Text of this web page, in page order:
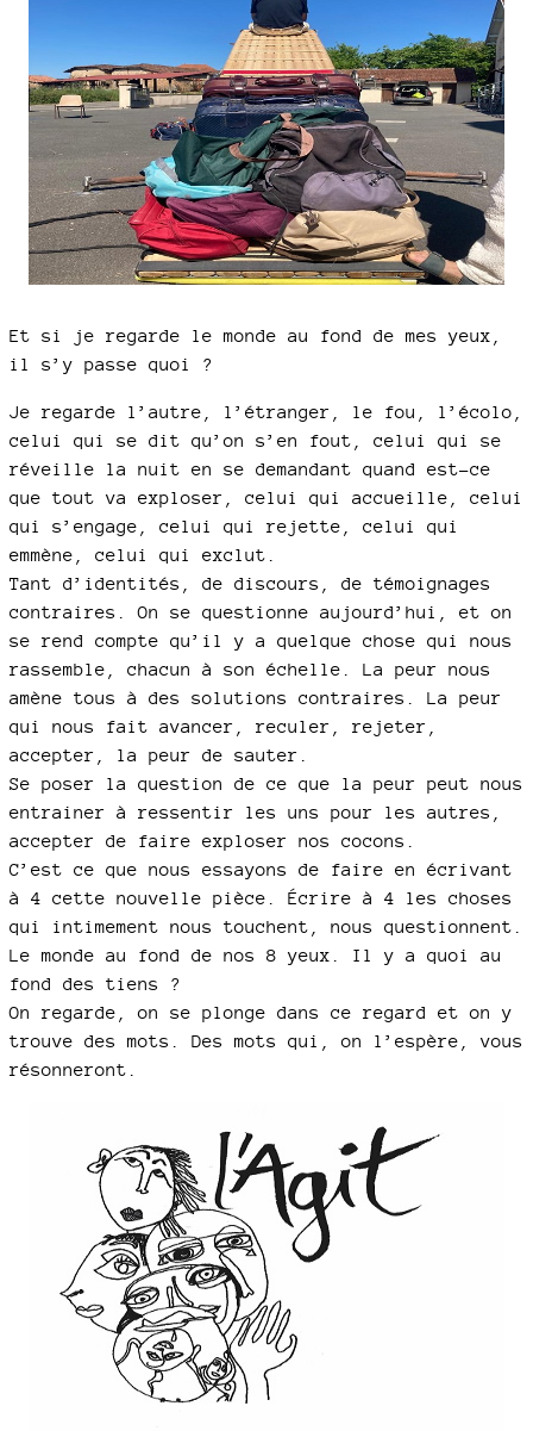
Et si je regarde le monde au fond de mes yeux,
il s’y passe quoi ?
Je regarde l’autre, l’étranger, le fou, l’écolo,
celui qui se dit qu’on s’en fout, celui qui se
réveille la nuit en se demandant quand est-ce
que tout va exploser, celui qui accueille, celui
qui s’engage, celui qui rejette, celui qui
emmène, celui qui exclut.
Tant d’identités, de discours, de témoignages
contraires. On se questionne aujourd’hui, et on
se rend compte qu’il y a quelque chose qui nous
rassemble, chacun à son échelle. La peur nous
amène tous à des solutions contraires. La peur
qui nous fait avancer, reculer, rejeter,
accepter, la peur de sauter.
Se poser la question de ce que la peur peut nous
entrainer à ressentir les uns pour les autres,
accepter de faire exploser nos cocons.
C’est ce que nous essayons de faire en écrivant
à 4 cette nouvelle pièce. Écrire à 4 les choses
qui intimement nous touchent, nous questionnent.
Le monde au fond de nos 8 yeux. Il y a quoi au
fond des tiens ?
On regarde, on se plonge dans ce regard et on y
trouve des mots. Des mots qui, on l’espère, vous
résonneront.